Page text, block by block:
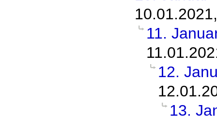
11.
12.
13.